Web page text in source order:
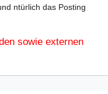
ntürlich das Posting
sowie externen